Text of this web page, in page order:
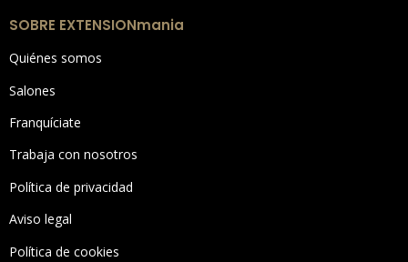
SOBRE EXTENSIONmania
Quiénes somos
Salones
Franquíciate
Trabaja con nosotros
Política de privacidad
Aviso legal
Política de cookies